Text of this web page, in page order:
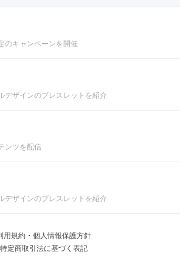
のキャンペーンを開催
デザインのブレスレットを紹介
ンツを配信
デザインのブレスレットを紹介
用規約・個人情報保護方針
特定商取引法に基づく表記